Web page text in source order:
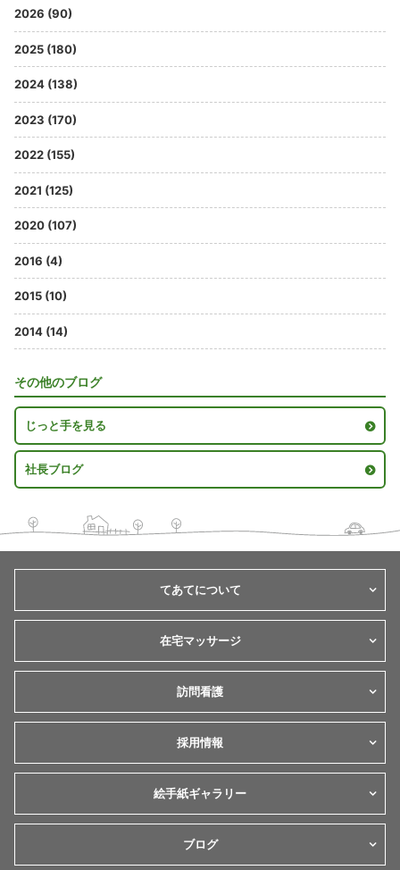
2026 (90)
2025 (180)
2024 (138)
2023 (170)
2022 (155)
2021 (125)
2020 (107)
2016 (4)
2015 (10)
2014 (14)
その他のブログ
じっと手を見る
社長ブログ
てあてについて
在宅マッサージ
訪問看護
採用情報
絵手紙ギャラリー
ブログ